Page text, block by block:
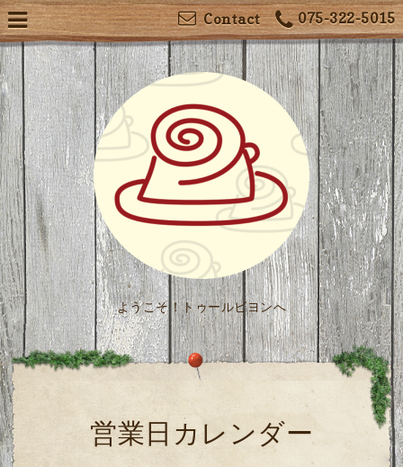
075-322-5015
Contact
ようこそ！トゥールビヨンへ
営業日カレンダー